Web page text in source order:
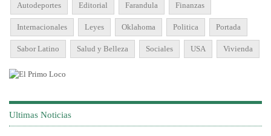
Autodeportes Editorial Farandula Finanzas
Internacionales Leyes Oklahoma Politica Portada
Sabor Latino Salud y Belleza Sociales USA Vivienda
Ultimas Noticias